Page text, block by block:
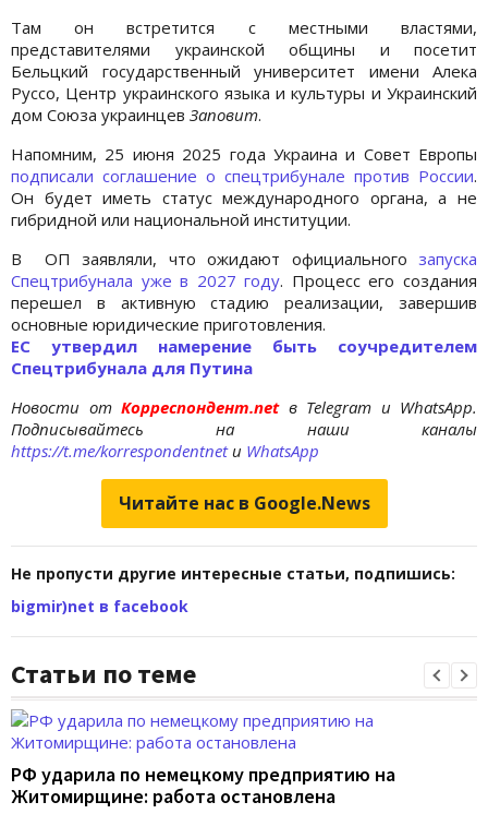
Там он встретится с местными властями,
представителями украинской общины и посетит
Бельцкий государственный университет имени Алека
Руссо, Центр украинского языка и культуры и Украинский
дом Союза украинцев Заповит.
Напомним, 25 июня 2025 года Украина и Совет Европы
подписали соглашение о спецтрибунале против России.
Он будет иметь статус международного органа, а не
гибридной или национальной институции.
В ОП заявляли, что ожидают официального запуска
Спецтрибунала уже в 2027 году. Процесс его создания
перешел в активную стадию реализации, завершив
основные юридические приготовления.
ЕС утвердил намерение быть соучредителем
Спецтрибунала для Путина
Новости отКорреспондент.net в Telegram и WhatsApp.
Подписывайтесь на наши каналы
https://t.me/korrespondentnetи WhatsApp
Читайте нас в Google.News
Не пропусти другие интересные статьи, подпишись:
bigmir)net в facebook
Статьи по теме
РФ ударила по немецкому предприятию на
Житомирщине: работа остановлена